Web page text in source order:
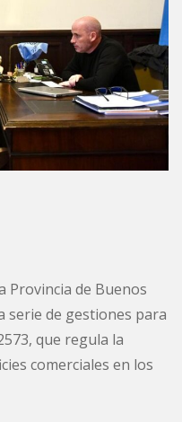
Provincia de Buenos
serie de gestiones para
que regula la
comerciales en los